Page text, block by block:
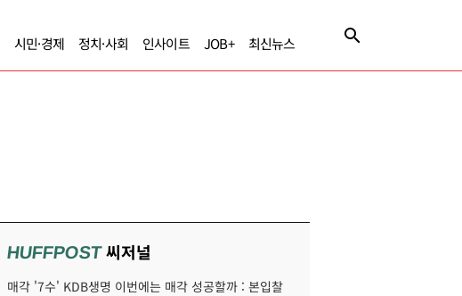
시민·경제 정치·사회 인사이트 JOB+ 최신뉴스
HUFFPOST씨저널
매각 '7수' KDB생명 이번에는 매각 성공할까 : 본입찰